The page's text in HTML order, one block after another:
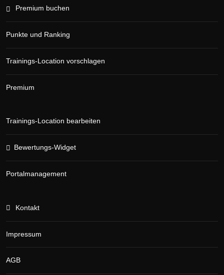
Premium buchen
Punkte und Ranking
Trainings-Location vorschlagen
Premium
Trainings-Location bearbeiten
Bewertungs-Widget
Portalmanagement
Kontakt
Impressum
AGB